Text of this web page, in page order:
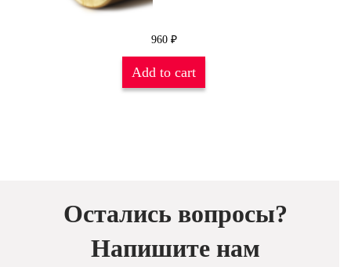
960 ₽
Add to cart
Остались вопросы?
Напишите нам